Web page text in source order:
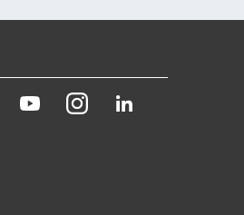
Twitter YoutubeInstagram